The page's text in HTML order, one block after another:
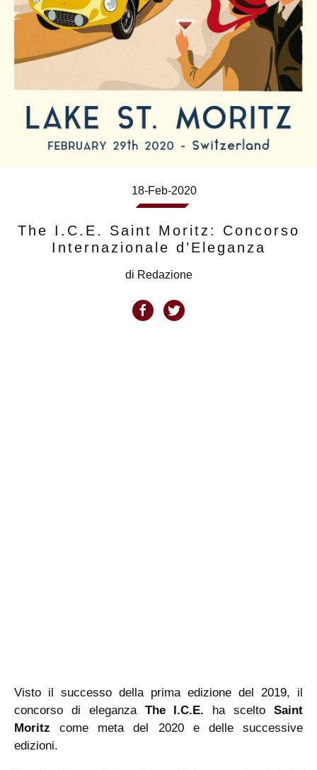
18-Feb-2020
The I.C.E. Saint Moritz: Concorso
Internazionale d’Eleganza
di Redazione
Visto il successo della prima edizione del 2019, il
concorso di eleganza The I.C.E. ha sceltoSaint
Moritz come meta del 2020 e delle successive
edizioni.